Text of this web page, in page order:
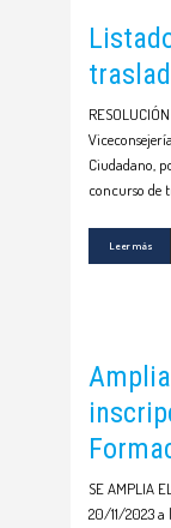
Ciudadano,
concurso de
Leer más
SE AMPLIA
20/11/2023 a